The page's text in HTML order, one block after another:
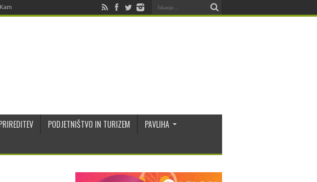
PODJETNIŠTVO IN TURIZEM
PAVLIHA